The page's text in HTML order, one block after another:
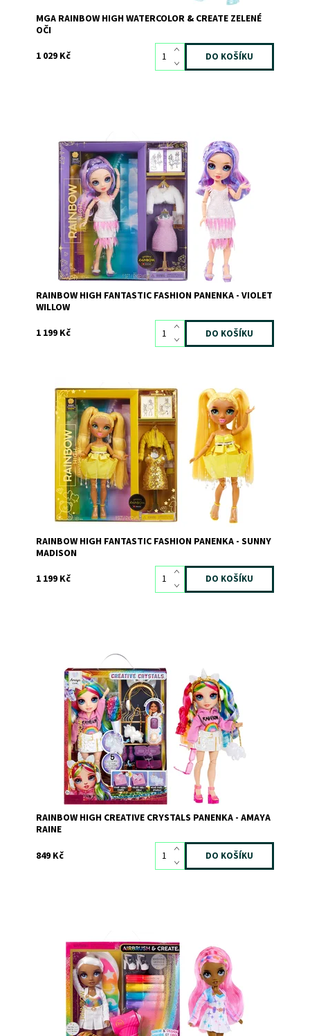
MGA RAINBOW HIGH WATERCOLOR & CREATE ZELENÉ
OČI
1 029 Kč
Dostupnost: Skladem2
11196
Značka:
MGA
RAINBOW HIGH FANTASTIC FASHION PANENKA - VIOLET
WILLOW
1 199 Kč
Dostupnost: Skladem 1
Kód:
11187
Značka:
MGA
RAINBOW HIGH FANTASTIC FASHION PANENKA - SUNNY
MADISON
1 199 Kč
Dostupnost: Skladem3
12671
Značka:
MGA
RAINBOW HIGH CREATIVE CRYSTALS PANENKA - AMAYA
RAINE
849 Kč
Dostupnost: Skladem2
12656
Značka:
MGA